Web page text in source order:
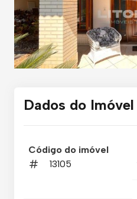
Dados do Imóvel
Código do imóvel
13105